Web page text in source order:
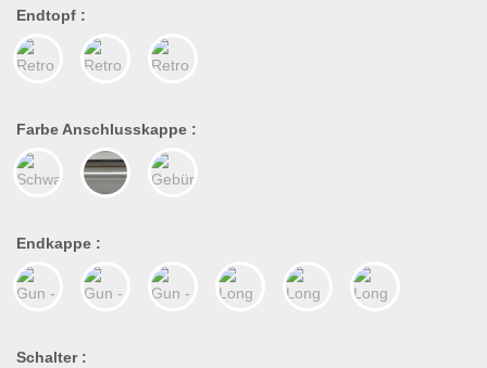
Endtopf :
Farbe Anschlusskappe :
Endkappe :
Schalter :